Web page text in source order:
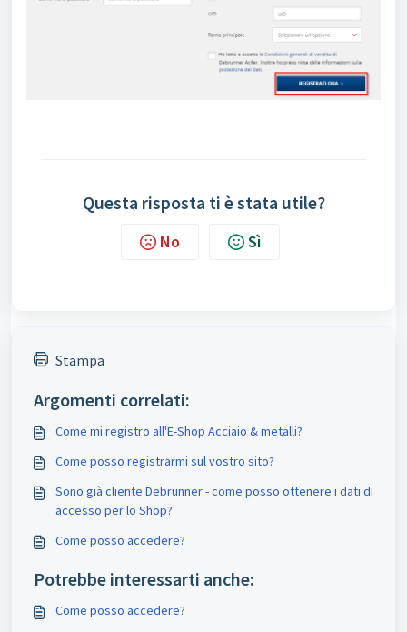
Questa risposta ti è stata utile?
No Sì
Stampa
Argomenti correlati:
Come mi registro all'E-Shop Acciaio & metalli?
Come posso registrarmi sul vostro sito?
Sono già cliente Debrunner - come posso ottenere i dati di
accesso per lo Shop?
Come posso accedere?
Potrebbe interessarti anche:
Come posso accedere?